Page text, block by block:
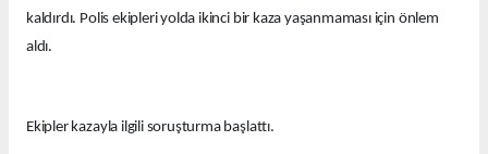
kaldırdı. Polis ekipleri yolda ikinci bir kaza yaşanmaması için önlem
aldı.
Ekipler kazayla ilgili soruşturma başlattı.